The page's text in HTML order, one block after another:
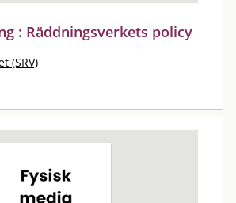
: Räddningsverkets policy
(SRV)